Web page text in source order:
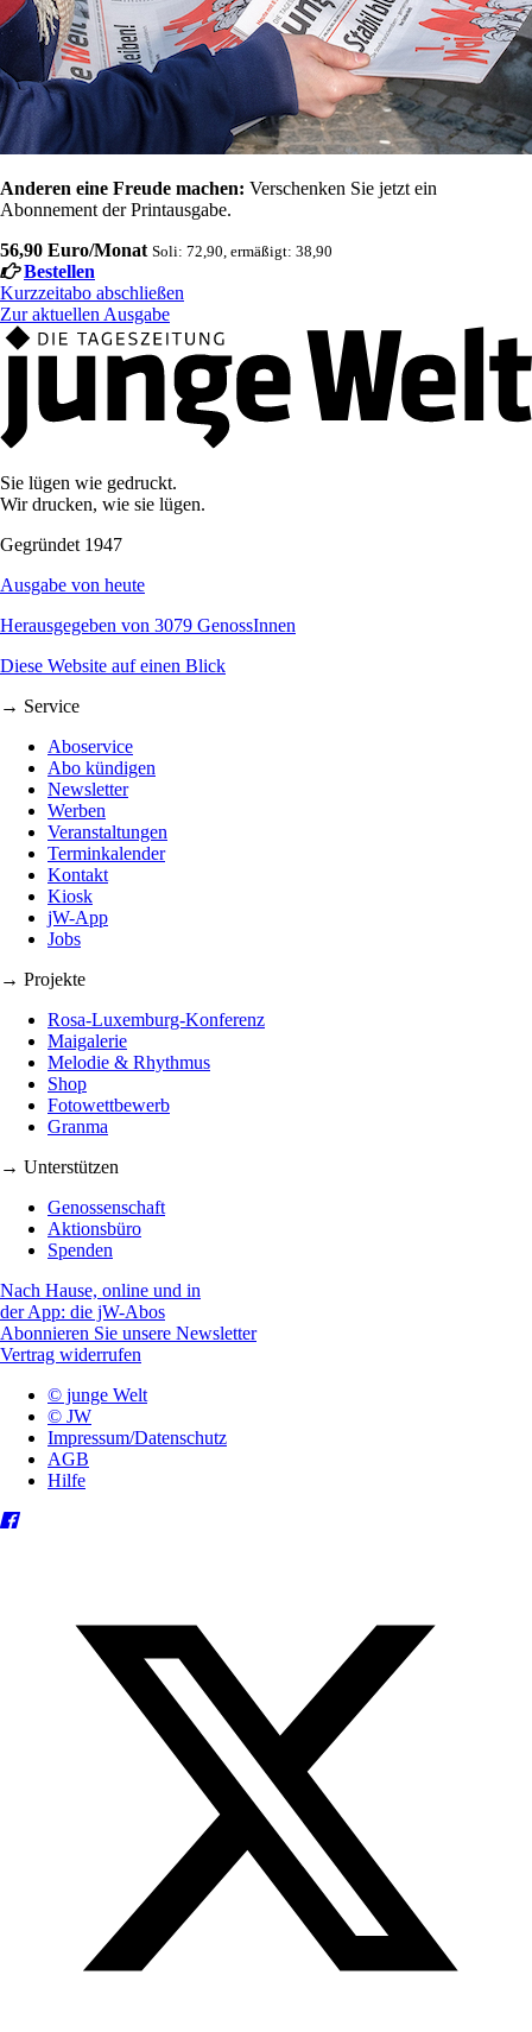
Anderen eine Freude machen: Verschenken Sie jetzt ein
Abonnement der Printausgabe.
56,90 Euro/Monat Soli: 72,90, ermäßigt: 38,90
Bestellen
Kurzzeitabo abschließen
Zur aktuellen Ausgabe
Sie lügen wie gedruckt.
Wir drucken, wie sie lügen.
Gegründet 1947
Ausgabe von heute
Herausgegeben von 3079 GenossInnen
Diese Website auf einen Blick
→ Service
Aboservice
Abo kündigen
Newsletter
Werben
Veranstaltungen
Terminkalender
Kontakt
Kiosk
jW-App
Jobs
→ Projekte
Rosa-Luxemburg-Konferenz
Maigalerie
Melodie & Rhythmus
Shop
Fotowettbewerb
Granma
→ Unterstützen
Genossenschaft
Aktionsbüro
Spenden
Nach Hause, online und in
der App: die jW-Abos
Abonnieren Sie unsere Newsletter
Vertrag widerrufen
© junge Welt
© JW
Impressum/Datenschutz
AGB
Hilfe